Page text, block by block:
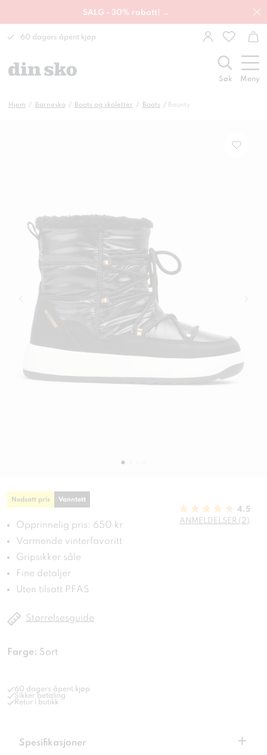
SALG - 30% rabatt! →
60 dagers åpent kjøp
Søk Meny
Hjem Barnesko Boots og skoletter Boots Bounty
Nedsatt pris Vanntett
Opprinnelig pris: 650 kr
Varmende vinterfavoritt
Gripsikker såle
Fine detaljer
Uten tilsatt PFAS
4.5
ANMELDELSER (2)
Størrelsesguide
Farge: Sort
60 dagers åpent kjøp
Sikker betaling
Retur i butikk
Spesifikasjoner +